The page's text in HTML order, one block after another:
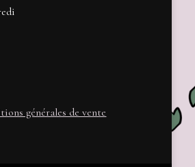
générales de vente